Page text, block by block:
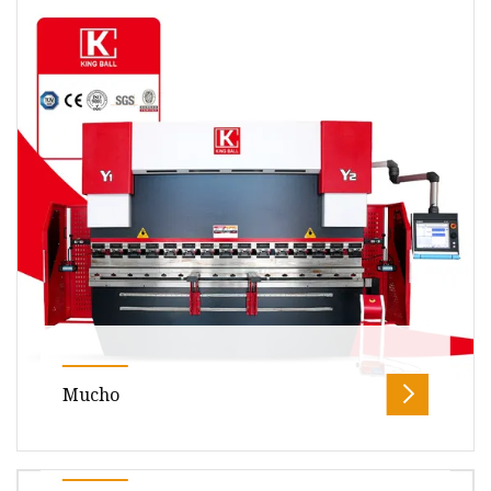
Descripción general Descripción del producto
Corona transfronteriza de cono de pino y
calabaza blanca de otoño decoració
Mucho